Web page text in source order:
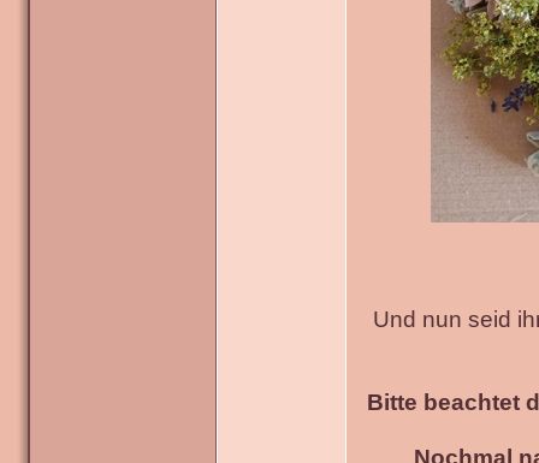
Und nun seid
Bitte beachtet
Nochmal